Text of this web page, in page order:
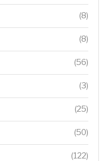
(8)
(8)
(56)
(3)
(25)
(50)
(122)